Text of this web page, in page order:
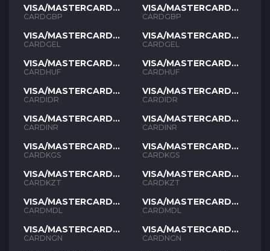
VISA/MASTERCARD
GBP
CARDGBP
VISA/MASTERCARD
GEL
CARDGEL
VISA/MASTERCARD
HUF
CARDHUF
VISA/MASTERCARD
IDR
CARDIDR
VISA/MASTERCARD
INR
CARDINR
VISA/MASTERCARD
KGS
CARDKGS
VISA/MASTERCARD
KZT
CARDKZT
VISA/MASTERCARD
MDL
CARDMDL
VISA/MASTERCARD
NGN
CARDNGN
VISA/MASTERCARD
GBP
CARDGBP
VISA/MASTERCARD
GEL
CARDGEL
VISA/MASTERCARD
HUF
CARDHUF
VISA/MASTERCARD
IDR
CARDIDR
VISA/MASTERCARD
INR
CARDINR
VISA/MASTERCARD
KGS
CARDKGS
VISA/MASTERCARD
KZT
CARDKZT
VISA/MASTERCARD
MDL
CARDMDL
VISA/MASTERCARD
NGN
CARDNGN